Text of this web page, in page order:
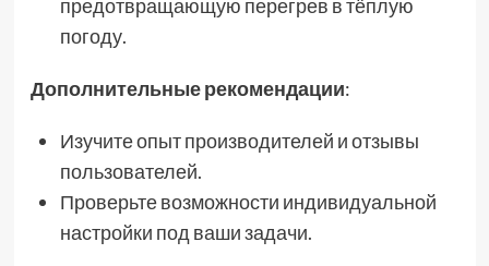
предотвращающую перегрев в тёплую
погоду.
Дополнительные рекомендации:
Изучите опыт производителей и отзывы
пользователей.
Проверьте возможности индивидуальной
настройки под ваши задачи.